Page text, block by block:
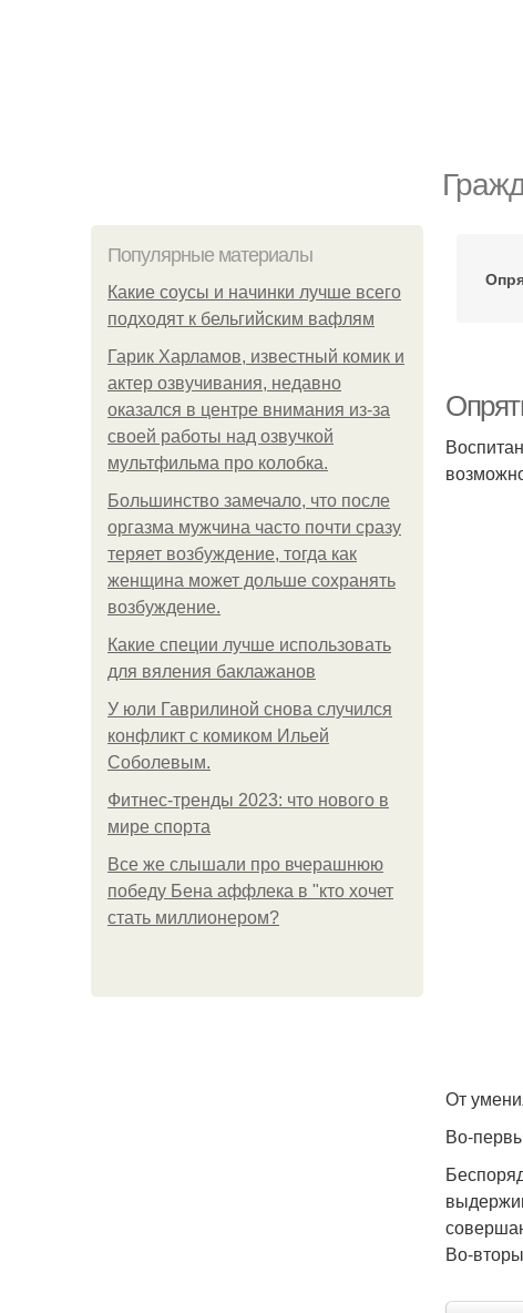
Популярные материалы
Какие соусы и начинки лучше всего
подходят к бельгийским вафлям
Гарик Харламов, известный комик и
актер озвучивания, недавно
оказался в центре внимания из-за
своей работы над озвучкой
мультфильма про колобка.
Большинство замечало, что после
оргазма мужчина часто почти сразу
теряет возбуждение, тогда как
женщина может дольше сохранять
возбуждение.
Какие специи лучше использовать
для вяления баклажанов
У юли Гаврилиной снова случился
конфликт с комиком Ильей
Соболевым.
Фитнес-тренды 2023: что нового в
мире спорта
Все же слышали про вчерашнюю
победу Бена аффлека в "кто хочет
стать миллионером?
От
Во-
Во-